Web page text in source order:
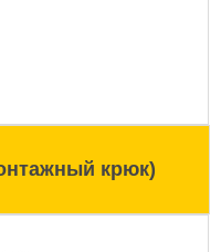
крюк)